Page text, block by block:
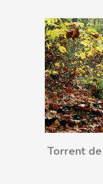
Torrent